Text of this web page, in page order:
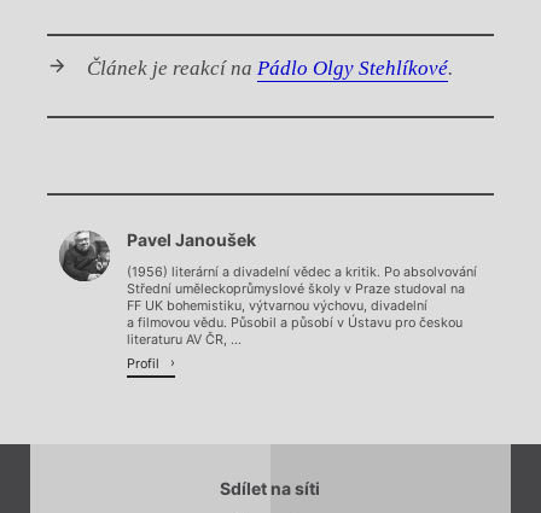
Článek je reakcí na Pádlo Olgy Stehlíkové.
Chviličku.
Načítá se.
Pavel Janoušek
(1956) literární a divadelní vědec a kritik. Po absolvování
Střední uměleckoprůmyslové školy v Praze studoval na
FF UK bohemistiku, výtvarnou výchovu, divadelní
a filmovou vědu. Působil a působí v Ústavu pro českou
literaturu AV ČR, ...
Profil
Sdílet na síti